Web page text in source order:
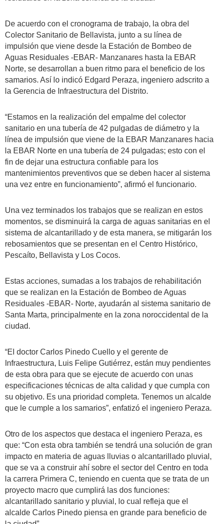
De acuerdo con el cronograma de trabajo, la obra del
Colector Sanitario de Bellavista, junto a su línea de
impulsión que viene desde la Estación de Bombeo de
Aguas Residuales -EBAR- Manzanares hasta la EBAR
Norte, se desarrollan a buen ritmo para el beneficio de los
samarios. Así lo indicó Edgard Peraza, ingeniero adscrito a
la Gerencia de Infraestructura del Distrito.
“Estamos en la realización del empalme del colector
sanitario en una tubería de 42 pulgadas de diámetro y la
línea de impulsión que viene de la EBAR Manzanares hacia
la EBAR Norte en una tubería de 24 pulgadas; esto con el
fin de dejar una estructura confiable para los
mantenimientos preventivos que se deben hacer al sistema
una vez entre en funcionamiento”, afirmó el funcionario.
Una vez terminados los trabajos que se realizan en estos
momentos, se disminuirá la carga de aguas sanitarias en el
sistema de alcantarillado y de esta manera, se mitigarán los
rebosamientos que se presentan en el Centro Histórico,
Pescaíto, Bellavista y Los Cocos.
Estas acciones, sumadas a los trabajos de rehabilitación
que se realizan en la Estación de Bombeo de Aguas
Residuales -EBAR- Norte, ayudarán al sistema sanitario de
Santa Marta, principalmente en la zona noroccidental de la
ciudad.
“El doctor Carlos Pinedo Cuello y el gerente de
Infraestructura, Luis Felipe Gutiérrez, están muy pendientes
de esta obra para que se ejecute de acuerdo con unas
especificaciones técnicas de alta calidad y que cumpla con
su objetivo. Es una prioridad completa. Tenemos un alcalde
que le cumple a los samarios”, enfatizó el ingeniero Peraza.
Otro de los aspectos que destaca el ingeniero Peraza, es
que: “Con esta obra también se tendrá una solución de gran
impacto en materia de aguas lluvias o alcantarillado pluvial,
que se va a construir ahí sobre el sector del Centro en toda
la carrera Primera C, teniendo en cuenta que se trata de un
proyecto macro que cumplirá las dos funciones:
alcantarillado sanitario y pluvial, lo cual refleja que el
alcalde Carlos Pinedo piensa en grande para beneficio de